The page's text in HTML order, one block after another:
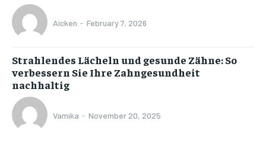
Aicken - February 7, 2026
Strahlendes Lächeln und gesunde Zähne: So
verbessern Sie Ihre Zahngesundheit
nachhaltig
Vamika - November 20, 2025